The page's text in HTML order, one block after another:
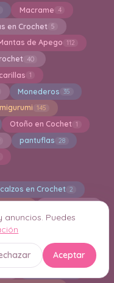
Macrame 4
en Crochet 5
de Apego 112
40
1
Monederos 35
145
Otoño en Cochet 1
pantuflas 28
en Crochet 2
a crochet 2
Crochet
16 Punto Cruz 1
Puedes
Aceptar